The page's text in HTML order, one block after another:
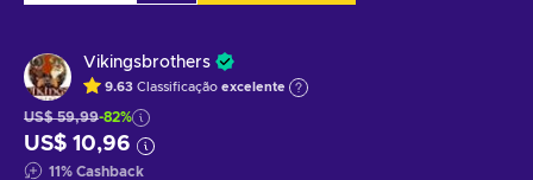
Vikingsbrothers
9.63 Classificação excelente
US$ 59,99-82%
US$ 10,96
11% Cashback